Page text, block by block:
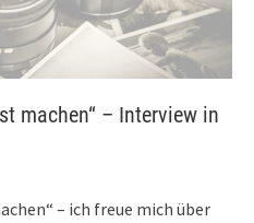
machen“ – Interview in
– ich freue mich über